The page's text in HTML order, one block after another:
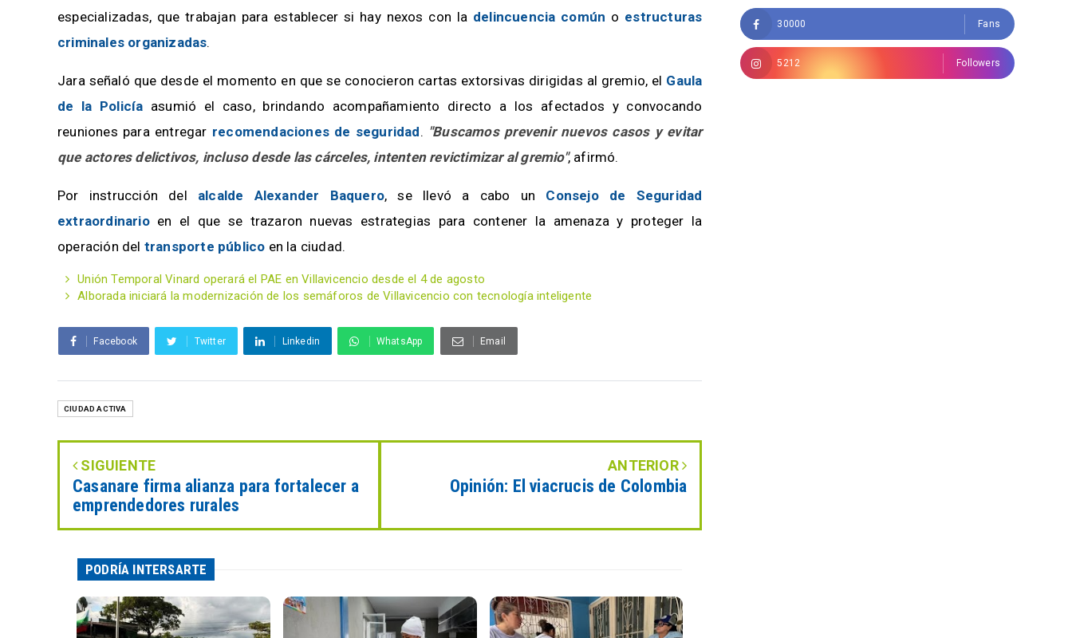
especializadas, que trabajan para establecer si hay nexos con la delincuencia común o estructuras
criminales organizadas.
Jara señaló que desde el momento en que se conocieron cartas extorsivas dirigidas al gremio, el Gaula
de la Policía asumió el caso, brindando acompañamiento directo a los afectados y convocando
reuniones para entregar recomendaciones de seguridad. "Buscamos prevenir nuevos casos y evitar
que actores delictivos, incluso desde las cárceles, intenten revictimizar al gremio", afirmó.
Por instrucción del alcalde Alexander Baquero, se llevó a cabo un Consejo de Seguridad
extraordinarioen el que se trazaron nuevas estrategias para contener la amenaza y proteger la
operación del transporte público en la ciudad.
Unión Temporal Vinard operará el PAE en Villavicencio desde el 4 de agosto
Alborada iniciará la modernización de los semáforos de Villavicencio con tecnología inteligente
Facebook Twitter Linkedin WhatsApp Email
CIUDAD ACTIVA
SIGUIENTE
Casanare firma alianza para fortalecer a
emprendedores rurales
ANTERIOR
Opinión: El viacrucis de Colombia
PODRÍA INTERSARTE
30000 Fans
5212 Followers